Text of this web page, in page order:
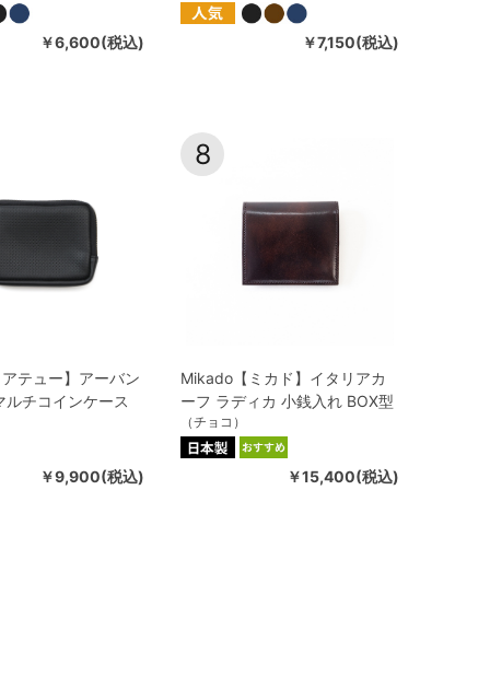
￥6,600(税込) ￥7,150(税込)
テュー】アーバン
ルチコインケース
￥9,900(税込)
8
Mikado【ミカド】イタリアカ
ーフ ラディカ 小銭入れ BOX型
（チョコ）
￥15,400(税込)